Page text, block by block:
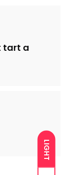
LIGHT
tart a